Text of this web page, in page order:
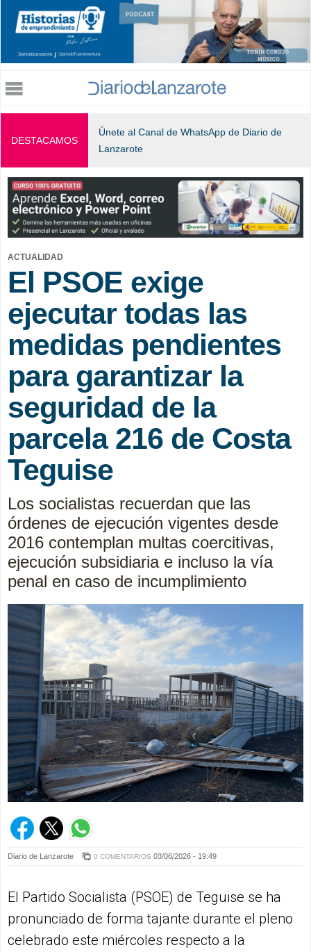
Jump to navigation
DESTACAMOS
Únete al Canal de WhatsApp de Diario de
Lanzarote
ACTUALIDAD
El PSOE exige
ejecutar todas las
medidas pendientes
para garantizar la
seguridad de la
parcela 216 de Costa
Teguise
Los socialistas recuerdan que las
órdenes de ejecución vigentes desde
2016 contemplan multas coercitivas,
ejecución subsidiaria e incluso la vía
penal en caso de incumplimiento
Diario de Lanzarote 0 COMENTARIOS 03/06/2026 - 19:49
El Partido Socialista (PSOE) de Teguise se ha
pronunciado de forma tajante durante el pleno
celebrado este miércoles respecto a la